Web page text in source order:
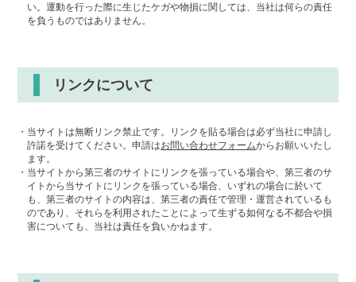
い。運動を行った際に生じたケガや物損に関しては、当社は何らの責任
を負うものではありません。
リンクについて
・当サイトは無断リンク禁止です。リンクを貼る場合は必ず当社に申請し
許諾を受けてください。申請はお問い合わせフォームからお願いいたし
ます。
・当サイトから第三者のサイトにリンクを張っている場合や、第三者のサ
イトから当サイトにリンクを張っている場合、いずれの場合に於いて
も、第三者のサイトの内容は、第三者の責任で管理・運営されているも
のであり、それらを利用されたことによって生ずる如何なる不都合や損
害についても、当社は責任を負いかねます。